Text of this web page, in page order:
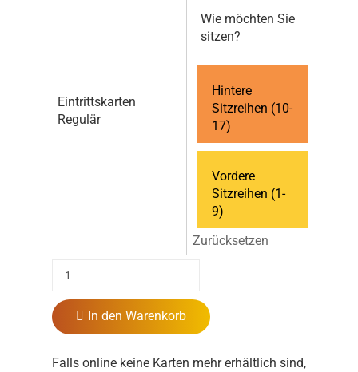
Eintrittskarten
Regulär
Wie möchten Sie
sitzen?
Hintere
Sitzreihen (10-
17)
Vordere
Sitzreihen (1-
9)
Zurücksetzen
In den Warenkorb
Falls online keine Karten mehr erhältlich sind,